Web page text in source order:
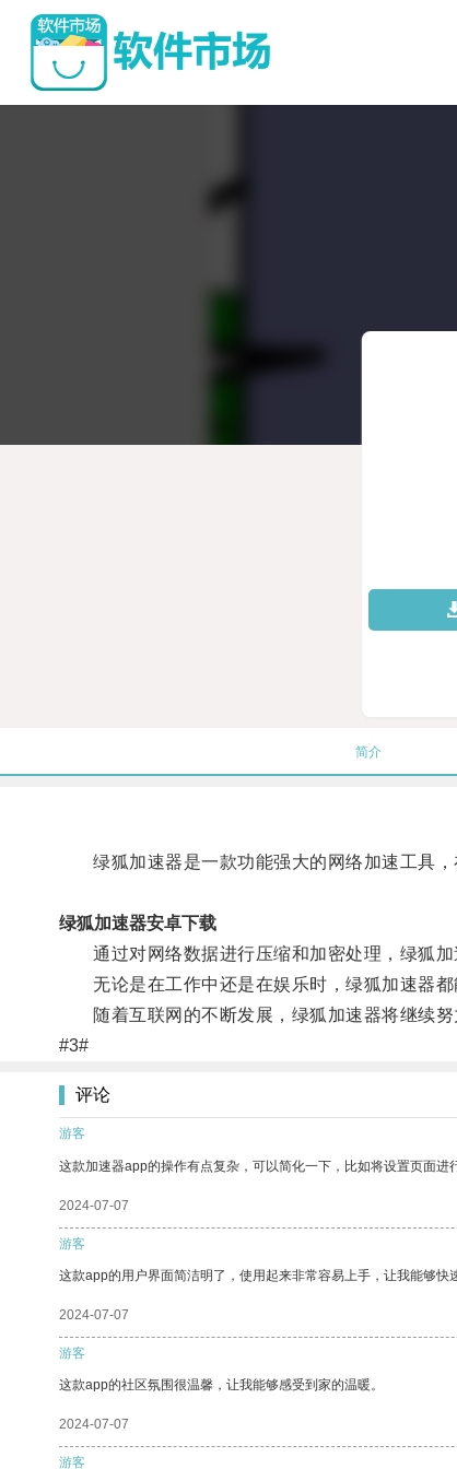
简介
绿狐加速器是一款功能强大的网络加速工具，
绿狐加速器安卓下载
通过对网络数据进行压缩和加密处理，绿狐加
无论是在工作中还是在娱乐时，绿狐加速器都
随着互联网的不断发展，绿狐加速器将继续努
#3#
评论
游客
这款加速器app的操作有点复杂，可以简化一下，比如将设置页面进
2024-07-07
游客
这款app的用户界面简洁明了，使用起来非常容易上手，让我能够快
2024-07-07
游客
这款app的社区氛围很温馨，让我能够感受到家的温暖。
2024-07-07
游客